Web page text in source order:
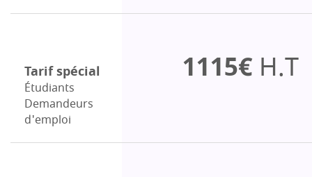
Tarif spécial
Étudiants
Demandeurs
d'emploi
1115€ H.T